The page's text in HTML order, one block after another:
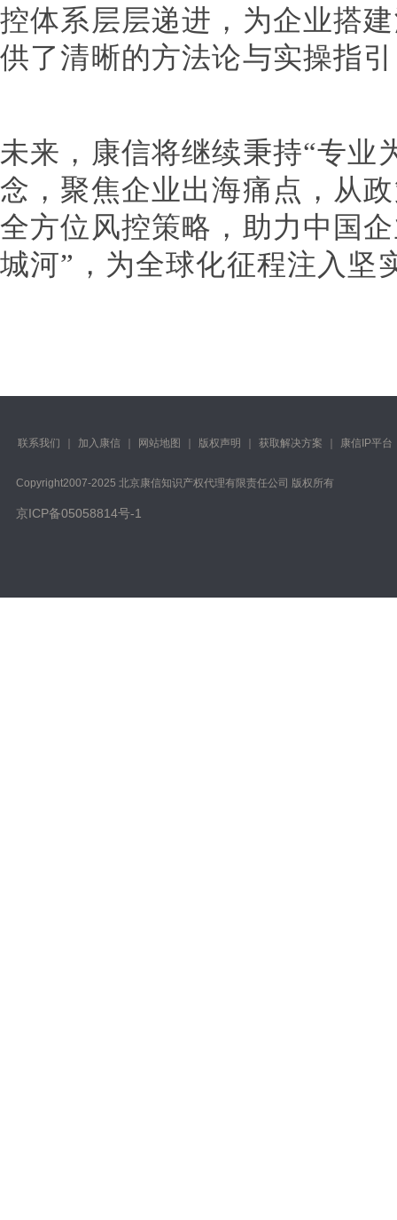
控体系层层递进，为企业搭
供了清晰的方法论与实操指
未来，康信将继续秉持“专业
念，聚焦企业出海痛点，从
全方位风控策略，助力中国
城河”，为全球化征程注入坚
联系我们 加入康信 网站地图 版权声明 获取解决方案 康信IP平台
Copyright️2007-2025 北京康信知识产权代理有限责任公司 版权所有
京ICP备05058814号-1